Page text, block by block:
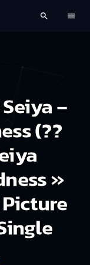
search menu
–
(??
»